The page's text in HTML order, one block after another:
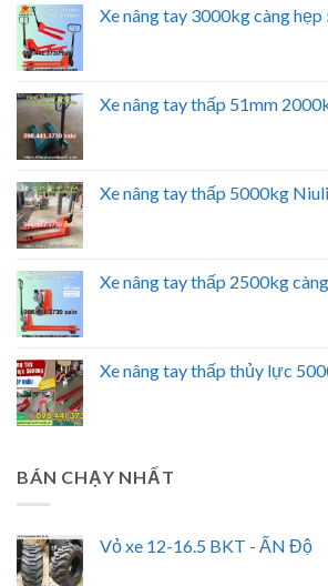
Xe nâng tay 3000kg càng
Xe nâng tay thấp 51mm
Xe nâng tay thấp 5000kg Niuli
Xe nâng tay thấp 2500kg
Xe nâng tay thấp thủy lực
BÁN CHẠY NHẤT
Vỏ xe 12-16.5 BKT - ẤN Độ